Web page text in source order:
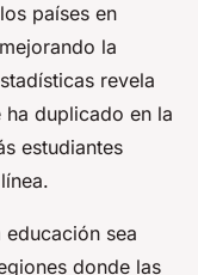
países en
la
revela
duplicado en la
estudiantes
sea
donde las